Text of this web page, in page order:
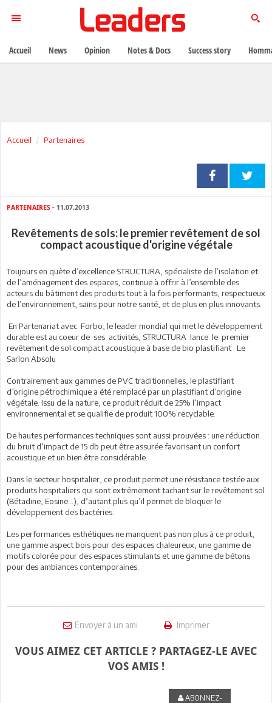
Accueil Partenaires
PARTENAIRES - 11.07.2013
Revêtements de sols: le premier revêtement de sol
compact acoustique d'origine végétale
Toujours en quête d’excellence STRUCTURA, spécialiste de l’isolation et
de l’aménagement des espaces, continue à offrir à l’ensemble des
acteurs du bâtiment des produits tout à la fois performants, respectueux
de l’environnement, sains pour notre santé, et de plus en plus innovants.
En Partenariat avec Forbo, le leader mondial qui met le développement
durable est au coeur de ses activités, STRUCTURA lance le premier
revêtement de sol compact acoustique à base de bio plastifiant : Le
Sarlon Absolu
Contrairement aux gammes de PVC traditionnelles, le plastifiant
d’origine pétrochimique a été remplacé par un plastifiant d’origine
végétale. Issu de la nature, ce produit réduit de 25% l’impact
environnemental et se qualifie de produit 100% recyclable.
De hautes performances techniques sont aussi prouvées : une réduction
du bruit d’impact de 15 db peut être assurée favorisant un confort
acoustique et un bien être considérable.
Dans le secteur hospitalier, ce produit permet une résistance testée aux
produits hospitaliers qui sont extrêmement tachant sur le revêtement sol
(Bétadine, Eosine…), d’autant plus qu’il permet de bloquer le
développement des bactéries.
Les performances esthétiques ne manquent pas non plus à ce produit,
une gamme aspect bois pour des espaces chaleureux, une gamme de
motifs colorée pour des espaces stimulants et une gamme de bétons
pour des ambiances contemporaines.
Envoyer à un ami Imprimer
VOUS AIMEZ CET ARTICLE ? PARTAGEZ-LE AVEC
VOS AMIS !
ABONNEZ-
Accueil News Opinion Notes & Docs Success story